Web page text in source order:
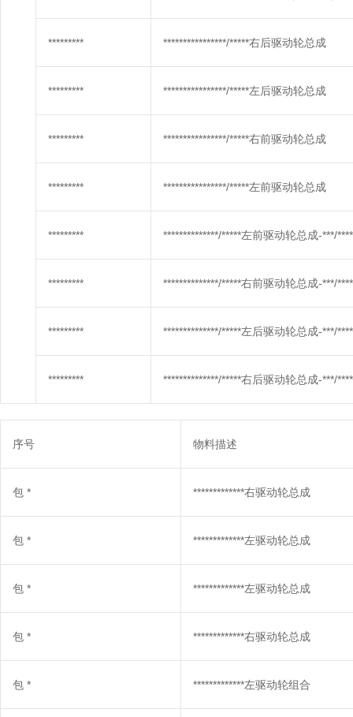
********* ****************/*****右后驱动轮总成
********* ****************/*****左后驱动轮总成
********* ****************/*****右前驱动轮总成
********* ****************/*****左前驱动轮总成
********* **************/*****左前驱动轮总成-***/
********* **************/*****右前驱动轮总成-***/
********* **************/*****左后驱动轮总成-***/
********* **************/*****右后驱动轮总成-***/
序号 物料描述
包 * *************右驱动轮总成
包 * *************左驱动轮总成
包 * *************左驱动轮总成
包 * *************右驱动轮总成
包 * *************左驱动轮组合